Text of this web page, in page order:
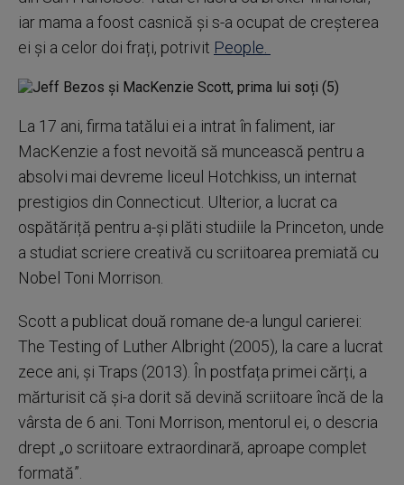
iar mama a foost casnică și s-a ocupat de creșterea
ei și a celor doi frați, potrivit People.
La 17 ani, firma tatălui ei a intrat în faliment, iar
MacKenzie a fost nevoită să muncească pentru a
absolvi mai devreme liceul Hotchkiss, un internat
prestigios din Connecticut. Ulterior, a lucrat ca
ospătăriță pentru a-și plăti studiile la Princeton, unde
a studiat scriere creativă cu scriitoarea premiată cu
Nobel Toni Morrison.
Scott a publicat două romane de-a lungul carierei:
The Testing of Luther Albright (2005), la care a lucrat
zece ani, și Traps (2013). În postfața primei cărți, a
mărturisit că și-a dorit să devină scriitoare încă de la
vârsta de 6 ani. Toni Morrison, mentorul ei, o descria
drept „o scriitoare extraordinară, aproape complet
formată”.